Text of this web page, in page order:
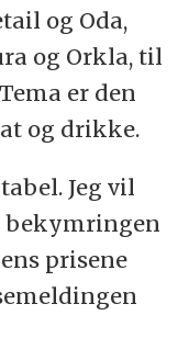
og Oda,
og Orkla, til
er den
og drikke.
Jeg vil
bekymringen
prisene